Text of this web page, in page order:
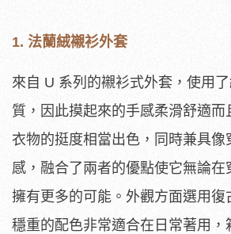
1. 法蘭絨襯衫外套
來自 U 系列的襯衫式外套，使用
質，因此摸起來的手感柔滑舒適而
衣物的挺度相當出色，同時兼具像
感，融合了兩者的優點使它無論在
擁有更多的可能。外觀方面選用復
穩重的配色非常適合在日常著用，